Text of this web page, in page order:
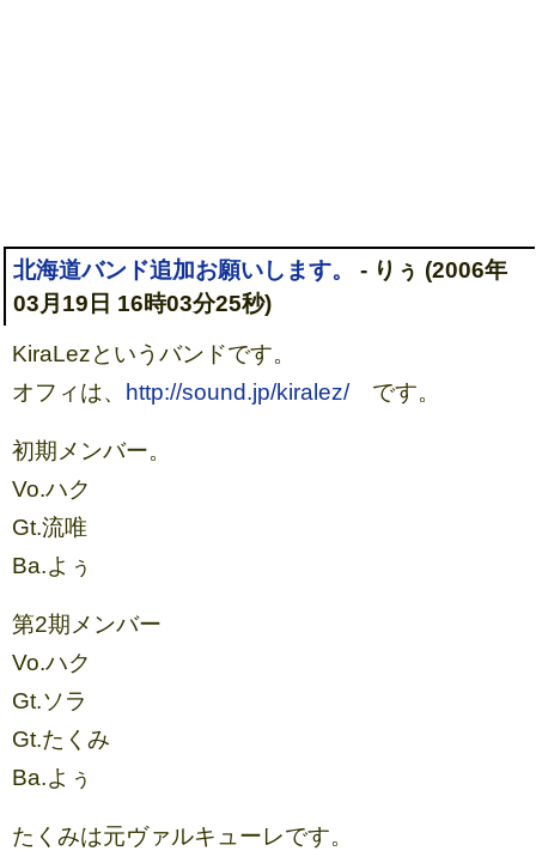
北海道バンド追加お願いします。
- りぅ (2006年
03月19日 16時03分25秒)
KiraLezというバンドです。
オフィは、
http://sound.jp/kiralez/です。
初期メンバー。
Vo.ハク
Gt.流唯
Ba.よぅ
第2期メンバー
Vo.ハク
Gt.ソラ
Gt.たくみ
Ba.よぅ
たくみは元ヴァルキューレです。